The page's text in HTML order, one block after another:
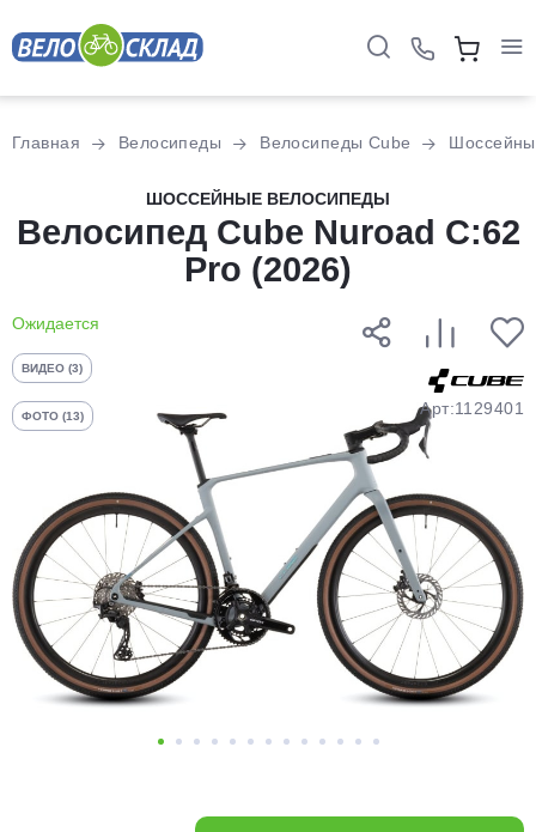
Главная Велосипеды Велосипеды Cube
ШОССЕЙНЫЕ ВЕЛОСИПЕДЫ
Велосипед Cube Nuroad C:62
Pro (2026)
Ожидается
ВИДЕО (3)
ФОТО (13) Арт:1129401
Разбейте
оплатуна части
без переплат
График платежей
Добавляйте товары
в корзину
Оплачивайте сегодня только
25% картой любого банка
выбранный способом